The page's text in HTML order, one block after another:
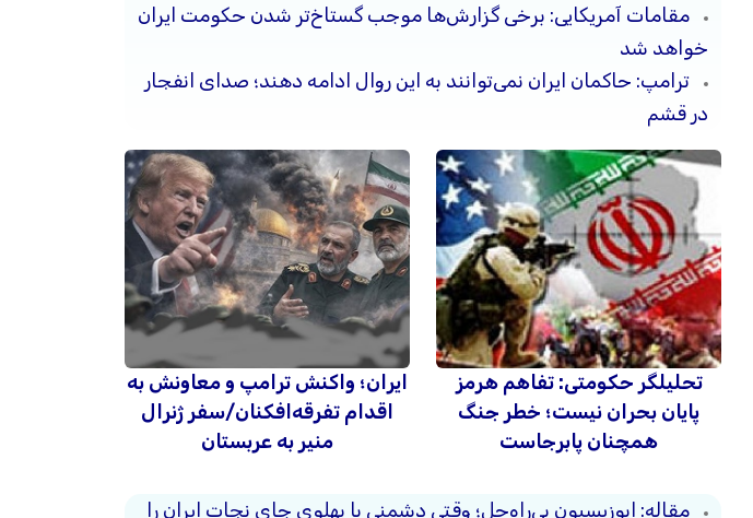
مقامات آمریکایی: برخی گزارش‌ها موجب گستاخ‌تر شدن حکومت ایران
خواهد شد
ترامپ: حاکمان ایران نمی‌توانند به این روال ادامه دهند؛ صدای انفجار
در قشم
تحلیلگر حکومتی: تفاهم هرمز
پایان بحران نیست؛ خطر جنگ
همچنان پابرجاست
ایران؛ واکنش ترامپ و معاونش به
اقدام تفرقه‌افکنان/سفر ژنرال
منیر به عربستان
مقاله: اپوزیسیون بی‌راه‌حل؛ وقتی دشمنی با پهلوی جای نجات ایران را